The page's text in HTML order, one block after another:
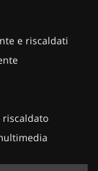
e riscaldati